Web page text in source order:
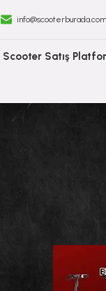
info@scooterburada.com
Satış